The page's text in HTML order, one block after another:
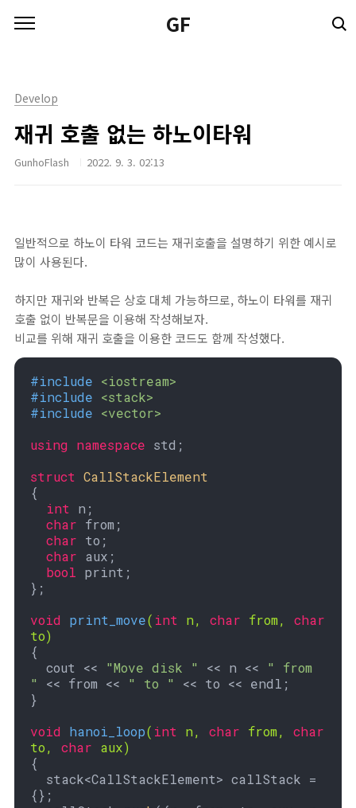
GF
Develop
재귀 호출 없는 하노이타워
GunhoFlash 2022. 9. 3. 02:13
일반적으로 하노이 타워 코드는 재귀호출을 설명하기 위한 예시로
많이 사용된다.
하지만 재귀와 반복은 상호 대체 가능하므로, 하노이 타워를 재귀
호출 없이 반복문을 이용해 작성해보자.
비교를 위해 재귀 호출을 이용한 코드도 함께 작성했다.
#include <iostream>
#include <stack>
#include <vector>
using namespace std;
struct CallStackElement
{
int n;
char from;
char to;
char aux;
bool print;
};
void print_move( int n, char from, char
to)
{
  cout <<
"Move disk " << n << " from
"
<< from << " to "
<< to << endl;
}
void hanoi_loop( int n, char from, char
to, char aux)
{
{};